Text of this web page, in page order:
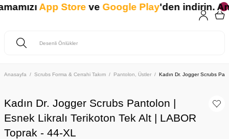
Anasayfa Scrubs Forma & Cerrahi Takım Pantolon, Üstler Kadın Dr. Jogger Scrubs
Kadın Dr. Jogger Scrubs Pantolon |
Esnek Likralı Terikoton Tek Alt | LABOR
Toprak - 44-XL
App StoreveGoogle Play'den indirin.